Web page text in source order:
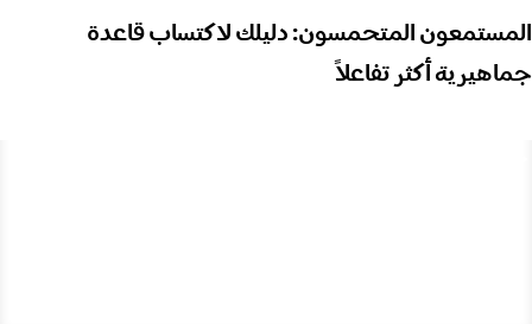
المستمعون المتحمسون: دليلك لاكتساب قاعدة
جماهيرية أكثر تفاعلاً